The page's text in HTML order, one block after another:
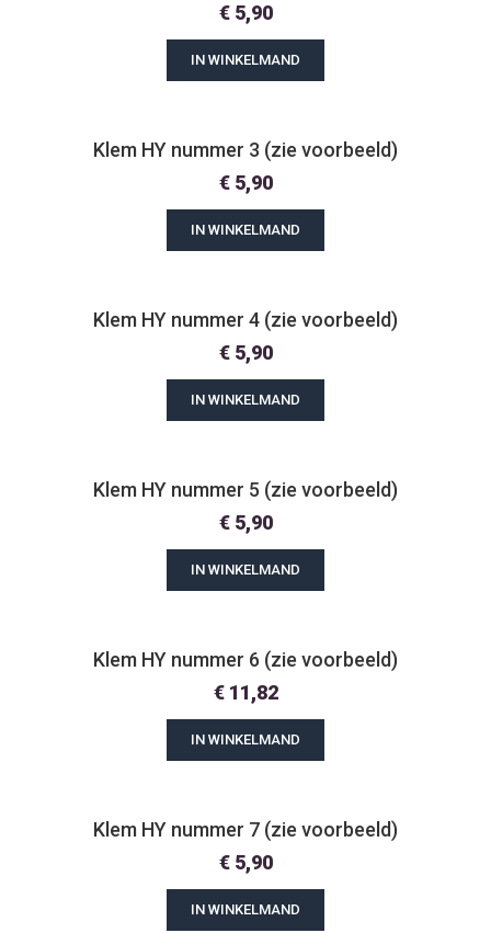
€5,90
IN WINKELMAND
Klem HY nummer 3 (zie voorbeeld)
€5,90
IN WINKELMAND
Klem HY nummer 4 (zie voorbeeld)
€5,90
IN WINKELMAND
Klem HY nummer 5 (zie voorbeeld)
€5,90
IN WINKELMAND
Klem HY nummer 6 (zie voorbeeld)
€11,82
IN WINKELMAND
Klem HY nummer 7 (zie voorbeeld)
€5,90
IN WINKELMAND